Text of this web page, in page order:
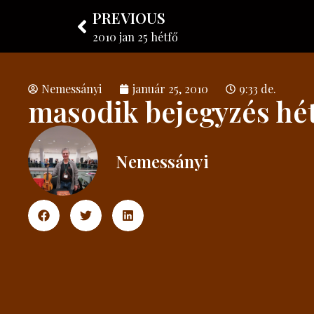
Nemessányi László
Hangszerkészítő
PREVIOUS
2010 jan 25 hétfő
Nemessányi január 25, 2010 9:33 de.
masodik bejegyzés
Nemessányi